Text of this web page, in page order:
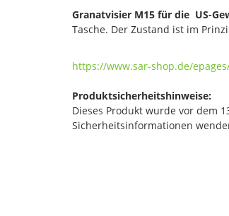
Granatvisier M15 für die US-
Tasche. Der Zustand ist im
https://www.sar-shop.de/
Produktsicherheitshinweise:
Dieses Produkt wurde vor dem
Sicherheitsinformationen